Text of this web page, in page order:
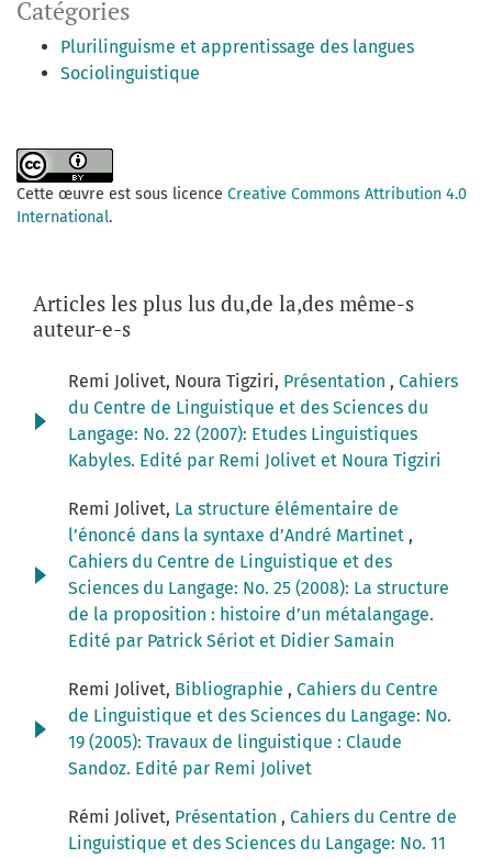
Catégories
Plurilinguisme et apprentissage des langues
Sociolinguistique
Cette œuvre est sous licence Creative Commons Attribution 4.0
International.
Articles les plus lus du,de la,des même-s
auteur-e-s
Remi Jolivet, Noura Tigziri, Présentation , Cahiers
du Centre de Linguistique et des Sciences du
Langage: No. 22 (2007): Etudes Linguistiques
Kabyles. Edité par Remi Jolivet et Noura Tigziri
Remi Jolivet, La structure élémentaire de
l’énoncé dans la syntaxe d’André Martinet ,
Cahiers du Centre de Linguistique et des
Sciences du Langage: No. 25 (2008): La structure
de la proposition : histoire d’un métalangage.
Edité par Patrick Sériot et Didier Samain
Remi Jolivet, Bibliographie , Cahiers du Centre
de Linguistique et des Sciences du Langage: No.
19 (2005): Travaux de linguistique : Claude
Sandoz. Edité par Remi Jolivet
Rémi Jolivet, Présentation , Cahiers du Centre de
Linguistique et des Sciences du Langage: No. 11